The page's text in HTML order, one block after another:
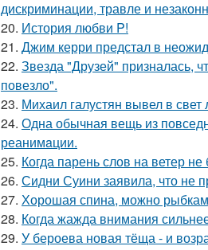
дискриминации, травле и
20. История любви P!
21. Джим керри предстал в
22. Звезда "Друзей" призналась,
повезло".
23. Михаил галустян вывел в
24. Одна обычная вещь из
реанимaции.
25. Когда парень слов на ветер не
26. Сидни Суини заявила, что не
27. Хорошая спина, можно
28. Когда жажда внимания
29. У бероева новая тёща - и